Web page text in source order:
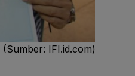
IFI.id.com)